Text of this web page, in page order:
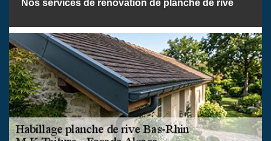
Nos services de rénovation de planche de rive